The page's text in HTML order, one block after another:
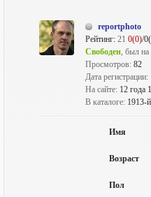
reportphoto
Рейтинг: 21 0(0)/
Свободен, был на
Просмотров: 82
Дата регистрации:
На сайте: 12 года
В каталоге: 1913-й
Имя
Возраст
Пол